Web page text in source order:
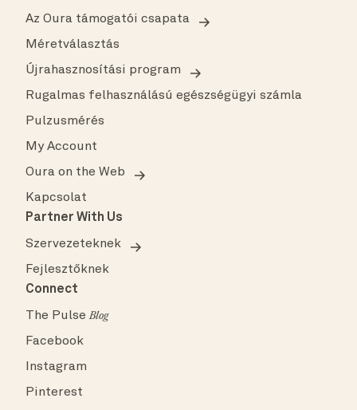
Az Oura támogatói csapata
Méretválasztás
Újrahasznosítási program
Rugalmas felhasználású egészségügyi számla
Pulzusmérés
My Account
Oura on the Web
Kapcsolat
Partner With Us
Szervezeteknek
Fejlesztőknek
Connect
The PulseBlog
Facebook
Instagram
Pinterest